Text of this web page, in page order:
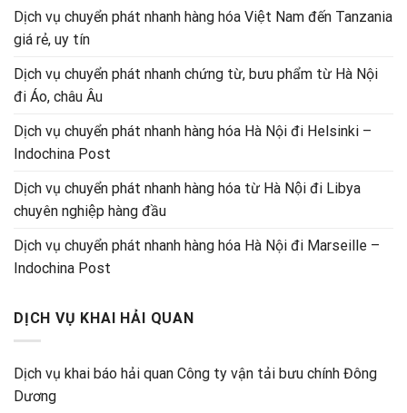
Dịch vụ chuyển phát nhanh hàng hóa Việt Nam đến Tanzania
giá rẻ, uy tín
Dịch vụ chuyển phát nhanh chứng từ, bưu phẩm từ Hà Nội
đi Áo, châu Âu
Dịch vụ chuyển phát nhanh hàng hóa Hà Nội đi Helsinki –
Indochina Post
Dịch vụ chuyển phát nhanh hàng hóa từ Hà Nội đi Libya
chuyên nghiệp hàng đầu
Dịch vụ chuyển phát nhanh hàng hóa Hà Nội đi Marseille –
Indochina Post
DỊCH VỤ KHAI HẢI QUAN
Dịch vụ khai báo hải quan Công ty vận tải bưu chính Đông
Dương